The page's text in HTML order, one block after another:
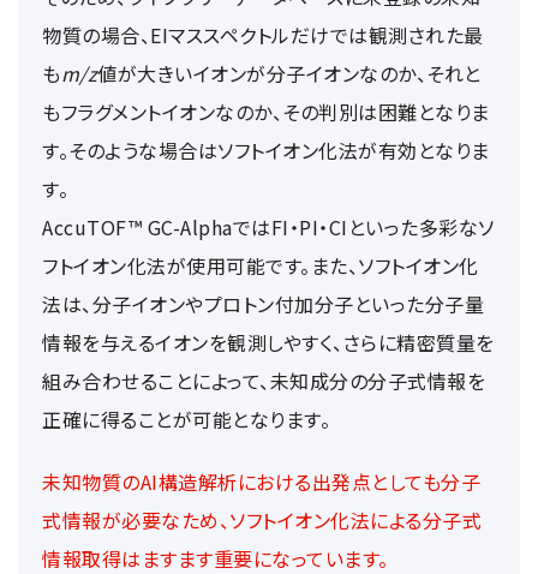
物質の場合、EIマススペクトルだけでは観測された最
もm/z値が大きいイオンが分子イオンなのか、それと
もフラグメントイオンなのか、その判別は困難となりま
す。そのような場合はソフトイオン化法が有効となりま
す。
AccuTOF™ GC-AlphaではFI・PI・CIといった多彩なソ
フトイオン化法が使用可能です。また、ソフトイオン化
法は、分子イオンやプロトン付加分子といった分子量
情報を与えるイオンを観測しやすく、さらに精密質量を
組み合わせることによって、未知成分の分子式情報を
正確に得ることが可能となります。
未知物質のAI構造解析における出発点としても分子
式情報が必要なため、ソフトイオン化法による分子式
情報取得はますます重要になっています。